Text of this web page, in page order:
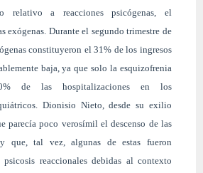
relativo a reacciones psicógenas, el
exógenas. Durante el segundo trimestre de
constituyeron el 31% de los ingresos
baja, ya que solo la esquizofrenia
de las hospitalizaciones en los
Dionisio Nieto, desde su exilio
parecía poco verosímil el descenso de las
y que, tal vez, algunas de estas fueron
psicosis reaccionales debidas al contexto